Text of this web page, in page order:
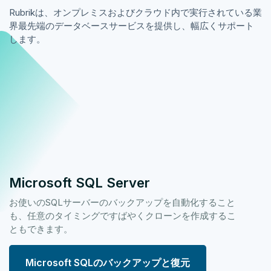
Rubrikは、オンプレミスおよびクラウド内で実行されている業
界最先端のデータベースサービスを提供し、幅広くサポート
します。
Microsoft SQL Server
お使いのSQLサーバーのバックアップを自動化すること
も、任意のタイミングですばやくクローンを作成するこ
ともできます。
Microsoft SQLのバックアップと復元